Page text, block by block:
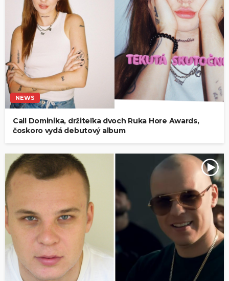
NEWS
Call Dominika, držiteľka dvoch Ruka Hore Awards,
čoskoro vydá debutový album